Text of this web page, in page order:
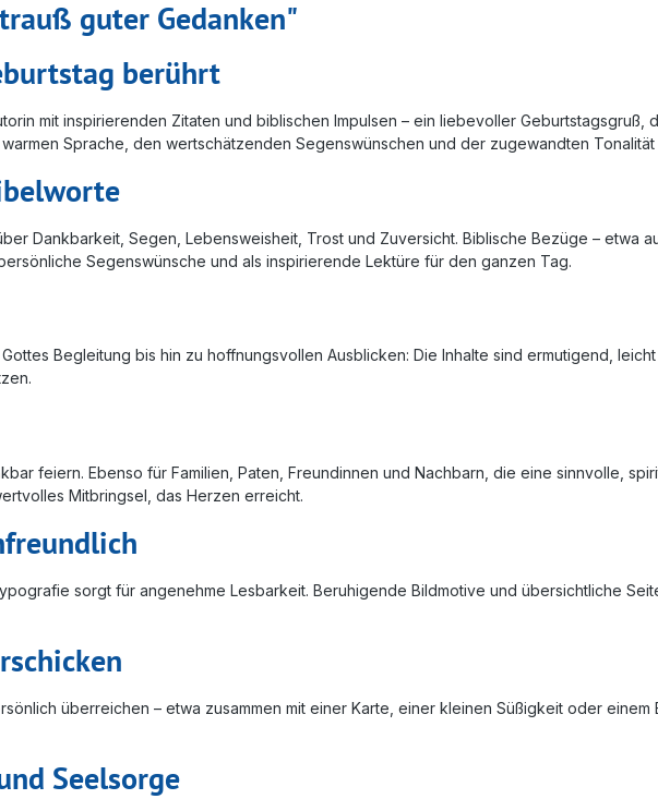
guter Gedanken"
berührt
mit inspirierenden Zitaten und biblischen Impulsen – ein liebevoller Geburtstagsgruß,
Sprache, den wertschätzenden Segenswünschen und der zugewandten
Dankbarkeit, Segen, Lebensweisheit, Trost und Zuversicht. Biblische Bezüge – etwa
Segenswünsche und als inspirierende Lektüre für den ganzen Tag.
Begleitung bis hin zu hoffnungsvollen Ausblicken: Die Inhalte sind ermutigend,
feiern. Ebenso für Familien, Paten, Freundinnen und Nachbarn, die eine sinnvolle,
Mitbringsel, das Herzen erreicht.
sorgt für angenehme Lesbarkeit. Beruhigende Bildmotive und übersichtliche
überreichen – etwa zusammen mit einer Karte, einer kleinen Süßigkeit oder
Seelsorge